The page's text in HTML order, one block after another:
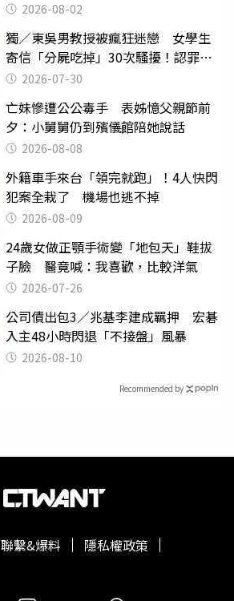
2026-08-02
獨／東吳男教授被瘋狂迷戀 女學生
寄信「分屍吃掉」30次騷擾！認罪免
關 2026-07-30
亡妹慘遭公公毒手 表姊憶父親節前
夕：小舅舅仍到殯儀館陪她說話
2026-08-08
外籍車手來台「領完就跑」！4人快閃
犯案全栽了 機場也逃不掉
2026-08-09
24歲女做正顎手術變「地包天」鞋拔
子臉 醫竟喊：我喜歡，比較洋氣
2026-07-26
公司債出包3／兆基李建成羈押 宏碁
入主48小時閃退「不接盤」風暴
2026-08-10
Recommended by
聯繫&爆料
隱私權政策